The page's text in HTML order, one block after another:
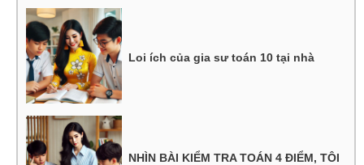
Loi ích của gia sư toán 10 tại nhà
NHÌN BÀI KIỂM TRA TOÁN 4 ĐIỂM, TÔI